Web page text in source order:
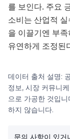
를 보인다. 주요
소비는 산업적
을 이끌기엔 부
유연하게 조정된
데이터 출처 설명:
정보, 시장 커뮤니
으로 가공한 것입
하지 않습니다.
문의 사항이 있거